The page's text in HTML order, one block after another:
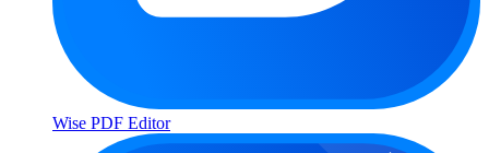
Wise PDF Editor